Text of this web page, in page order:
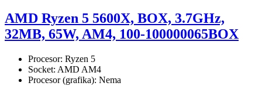
AMD Ryzen 5 5600X, BOX, 3.7GHz,
32MB, 65W, AM4, 100-100000065BOX
Procesor: Ryzen 5
Socket: AMD AM4
Procesor (grafika): Nema